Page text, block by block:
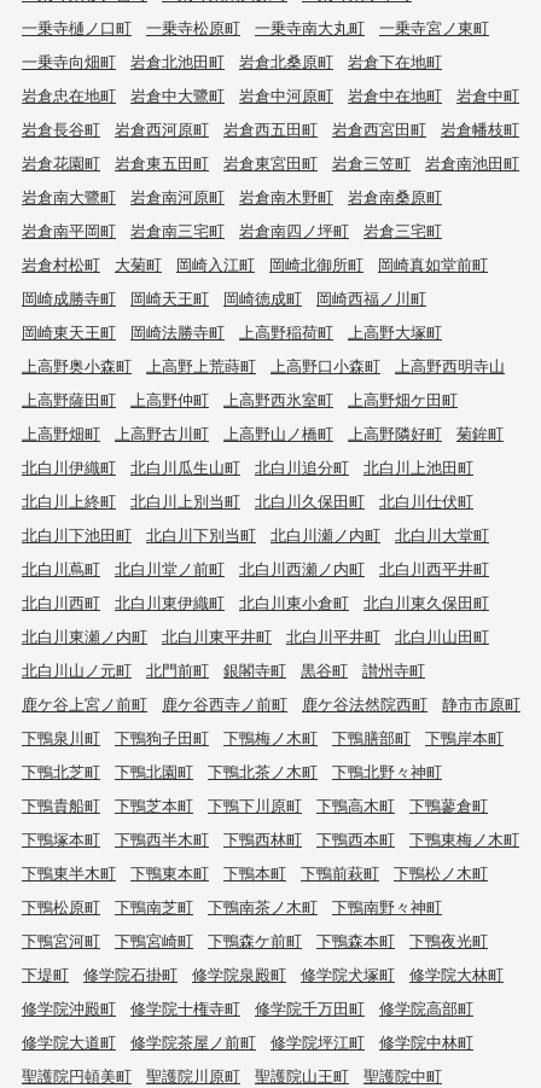
一乗寺樋ノ口町
一乗寺松原町 一乗寺南大丸町
一乗寺宮ノ東町
一乗寺向畑町
岩倉北池田町 岩倉北桑原町
岩倉下在地町
岩倉忠在地町
岩倉中大鷺町 岩倉中河原町 岩倉中在地町
岩倉中町
岩倉長谷町
岩倉西河原町 岩倉西五田町 岩倉西宮田町
岩倉幡枝町
岩倉花園町
岩倉東五田町 岩倉東宮田町 岩倉三笠町
岩倉南池田町
岩倉南大鷺町
岩倉南河原町 岩倉南木野町
岩倉南桑原町
岩倉南平岡町
岩倉南三宅町 岩倉南四ノ坪町
岩倉三宅町
岩倉村松町
大菊町 岡崎入江町 岡崎北御所町
岡崎真如堂前町
岡崎成勝寺町
岡崎天王町 岡崎徳成町
岡崎西福ノ川町
岡崎東天王町
岡崎法勝寺町 上高野稲荷町
上高野大塚町
上高野奥小森町
上高野上荒蒔町 上高野口小森町
上高野西明寺山
上高野薩田町
上高野仲町 上高野西氷室町
上高野畑ケ田町
上高野畑町
上高野古川町 上高野山ノ橋町 上高野隣好町
菊鉾町
北白川伊織町
北白川瓜生山町 北白川追分町
北白川上池田町
北白川上終町
北白川上別当町 北白川久保田町
北白川仕伏町
北白川下池田町
北白川下別当町 北白川瀬ノ内町
北白川大堂町
北白川蔦町
北白川堂ノ前町 北白川西瀬ノ内町
北白川西平井町
北白川西町
北白川東伊織町 北白川東小倉町
北白川東久保田町
北白川東瀬ノ内町
北白川東平井町 北白川平井町
北白川山田町
北白川山ノ元町
北門前町 銀閣寺町 黒谷町
讃州寺町
鹿ケ谷上宮ノ前町
鹿ケ谷西寺ノ前町 鹿ケ谷法然院西町
静市市原町
下鴨泉川町
下鴨狗子田町 下鴨梅ノ木町 下鴨膳部町
下鴨岸本町
下鴨北芝町
下鴨北園町 下鴨北茶ノ木町
下鴨北野々神町
下鴨貴船町
下鴨芝本町 下鴨下川原町 下鴨高木町
下鴨蓼倉町
下鴨塚本町
下鴨西半木町 下鴨西林町 下鴨西本町
下鴨東梅ノ木町
下鴨東半木町
下鴨東本町 下鴨本町 下鴨前萩町
下鴨松ノ木町
下鴨松原町
下鴨南芝町 下鴨南茶ノ木町
下鴨南野々神町
下鴨宮河町
下鴨宮崎町 下鴨森ケ前町 下鴨森本町
下鴨夜光町
下堤町
修学院石掛町 修学院泉殿町 修学院犬塚町
修学院大林町
修学院沖殿町
修学院十権寺町 修学院千万田町
修学院高部町
修学院大道町
修学院茶屋ノ前町 修学院坪江町
修学院中林町
聖護院円頓美町
聖護院川原町 聖護院山王町
聖護院中町